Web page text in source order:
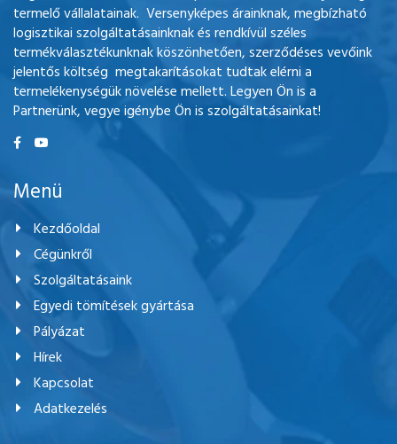
termelő vállalatainak. Versenyképes árainknak, megbízható
logisztikai szolgáltatásainknak és rendkívül széles
termékválasztékunknak köszönhetően, szerződéses vevőink
jelentős költség megtakarításokat tudtak elérni a
termelékenységük növelése mellett. Legyen Ön is a
Partnerünk, vegye igénybe Ön is szolgáltatásainkat!
Menü
Kezdőoldal
Cégünkről
Szolgáltatásaink
Egyedi tömítések gyártása
Pályázat
Hírek
Kapcsolat
Adatkezelés